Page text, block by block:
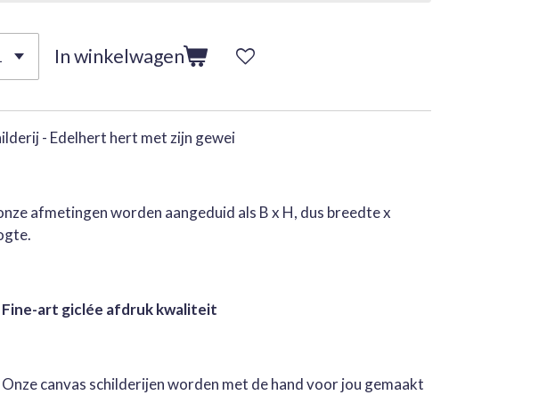
In winkelwagen
- Edelhert hert met zijn gewei
afmetingen worden aangeduid als B x H, dus breedte x
Fine-art giclée afdruk kwaliteit
Onze canvas schilderijen worden met de hand voor jou gemaakt